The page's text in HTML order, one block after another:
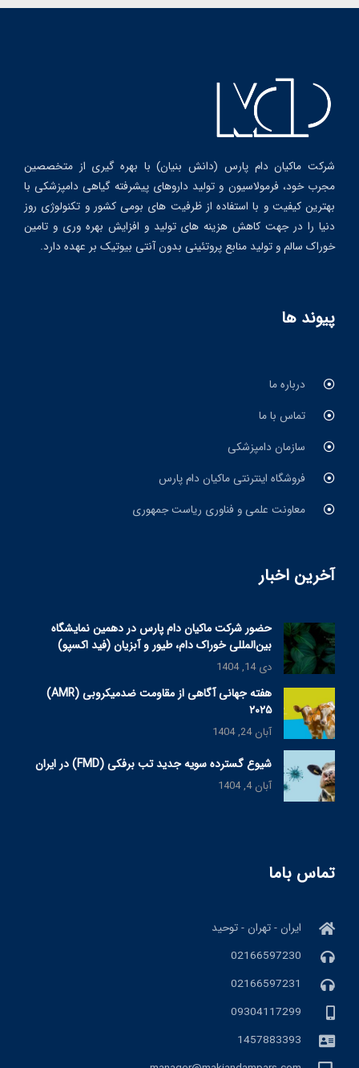
شرکت ماکیان دام پارس (دانش بنیان) با بهره گیری از متخصصین
مجرب خود، فرمولاسیون و تولید داروهای پیشرفته گیاهی دامپزشکی با
بهترین کیفیت و با استفاده از ظرفیت های بومی کشور و تکنولوژی روز
دنیا را در جهت کاهش هزینه های تولید و افزایش بهره وری و تامین
خوراک سالم و تولید منابع پروتئینی بدون آنتی بیوتیک بر عهده دارد.
پیوند ها
درباره ما
تماس با ما
سازمان دامپزشکی
فروشگاه اینترنتی ماکیان دام پارس
معاونت علمی و فناوری ریاست جمهوری
آخرین اخبار
حضور شرکت ماکیان دام پارس در دهمین نمایشگاه
بین‌المللی خوراک دام، طیور و آبزیان (فید اکسپو)
دی 14, 1404
هفته جهانی آگاهی از مقاومت ضدمیکروبی (AMR)
۲۰۲۵
آبان 24, 1404
شیوع گسترده سویه جدید تب برفکی (FMD) در ایران
آبان 4, 1404
تماس باما
ایران - تهران - توحید
02166597230
02166597231
09304117299
1457883393